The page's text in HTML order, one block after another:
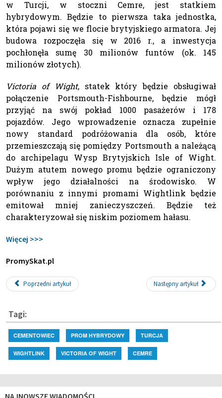
w Turcji, w stoczni Cemre, jest statkiem
hybrydowym. Będzie to pierwsza taka jednostka,
która pojawi się we flocie brytyjskiego armatora. Jej
budowa rozpoczęła się w 2016 r., a inwestycja
pochłonęła sumę 30 milionów funtów (ok. 145
milionów złotych).
Victoria of Wight, statek który będzie obsługiwał
połączenie Portsmouth-Fishbourne, będzie mógł
przyjąć na swój pokład 1000 pasażerów i 178
pojazdów. Jego wprowadzenie oznacza zupełnie
nowy standard podróżowania dla osób, które
przemieszczają się pomiędzy Portsmouth a należącą
do archipelagu Wysp Brytyjskich Isle of Wight.
Dużym atutem nowego promu będzie ograniczony
wpływ jego działalności na środowisko. W
porównaniu z innymi promami Wightlink będzie
emitował mniej zanieczyszczeń. Będzie też
charakteryzował się niskim poziomem hałasu.
Więcej >>>
PromySkat.pl
Poprzedni artykuł Następny artykuł
Tagi:
CEMENTOWIEC PROM HYBRYDOWY TURCJA
WIGHTLINK VICTORIA OF WIGHT CEMRE
NAJNOWSZE WIADOMOŚCI